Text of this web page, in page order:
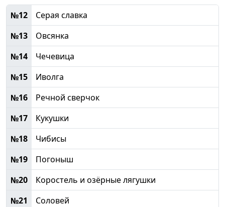
№12
Серая славка
№13
Овсянка
№14
Чечевица
№15
Иволга
№16
Речной сверчок
№17
Кукушки
№18
Чибисы
№19
Погоныш
№20
Коростель и озёрные лягушки
№21
Соловей